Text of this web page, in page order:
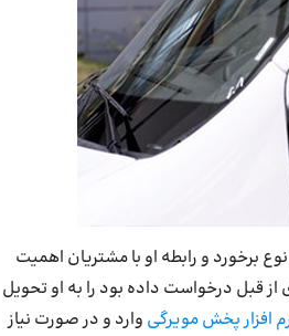
برخورد و رابطه او با مشتریان اهمیت
از قبل درخواست داده بود را به او تحویل
افزار پخش مویرگی وارد و در صورت نیاز